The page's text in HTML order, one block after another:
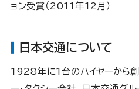
ョン受賞（2011年12月）
日本交通について
1928年に1台のハイヤーから創